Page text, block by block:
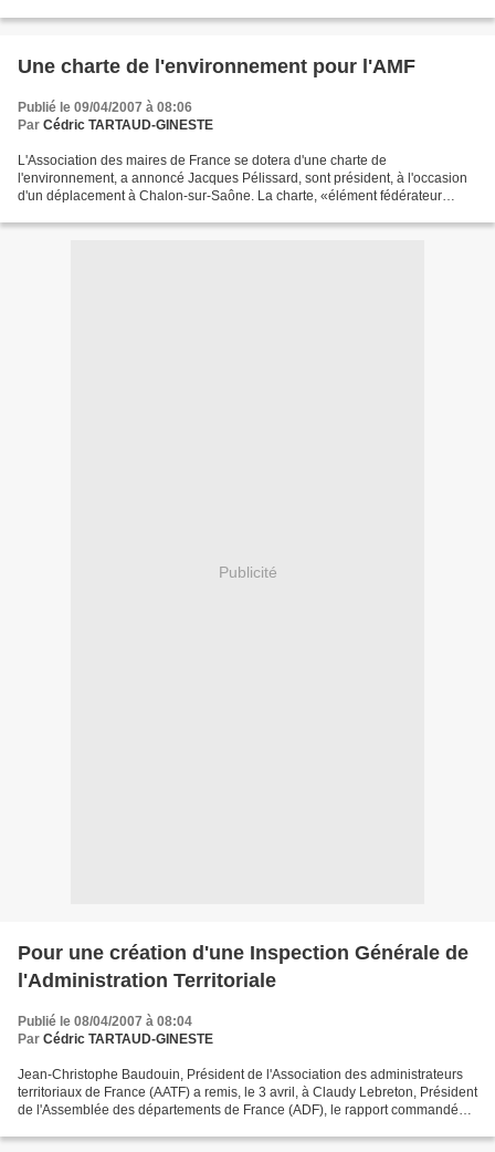
Une charte de l'environnement pour l'AMF
Publié le 09/04/2007 à 08:06
Par Cédric TARTAUD-GINESTE
L'Association des maires de France se dotera d'une charte de
l'environnement, a annoncé Jacques Pélissard, sont président, à l'occasion
d'un déplacement à Chalon-sur-Saône. La charte, «élément fédérateur
Publicité
Pour une création d'une Inspection Générale de
l'Administration Territoriale
Publié le 08/04/2007 à 08:04
Par Cédric TARTAUD-GINESTE
Jean-Christophe Baudouin, Président de l'Association des administrateurs
territoriaux de France (AATF) a remis, le 3 avril, à Claudy Lebreton, Président
de l'Assemblée des départements de France (ADF), le rapport commandé